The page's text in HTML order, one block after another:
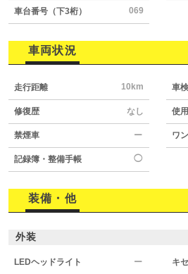
車台番号（下3桁） 069
車両状況
走行距離 10km 車検
修復歴 なし 使
禁煙車 ー ワ
記録簿・整備手帳 ◯
装備・他
外装
LEDヘッドライト ー キ